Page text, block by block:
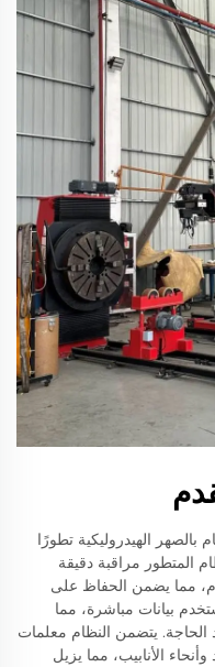
الهيدروليكية تطورًا
المتطور مراقبة دقيقة
مما يضمن الحفاظ على
بيانات مباشرة، مما
الحاجة. يتضمن النظام معلمات
الأنابيب، مما يزيل